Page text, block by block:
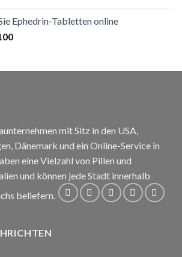
Ephedrin-Tabletten online
Preisspanne:
€100
mit Sitz in den USA,
Dänemark und ein Online-Service in
eine Vielzahl von Pillen und
und können jede Stadt innerhalb
beliefern.